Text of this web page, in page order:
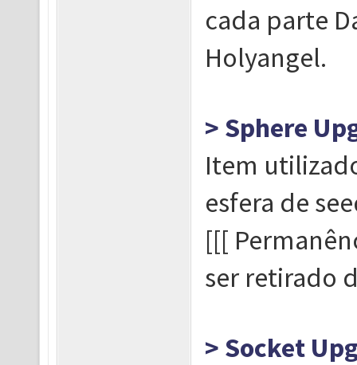
cada parte
Holyangel.
> Sphere
Item
esfera de
[[[
ser retirado
> Socket